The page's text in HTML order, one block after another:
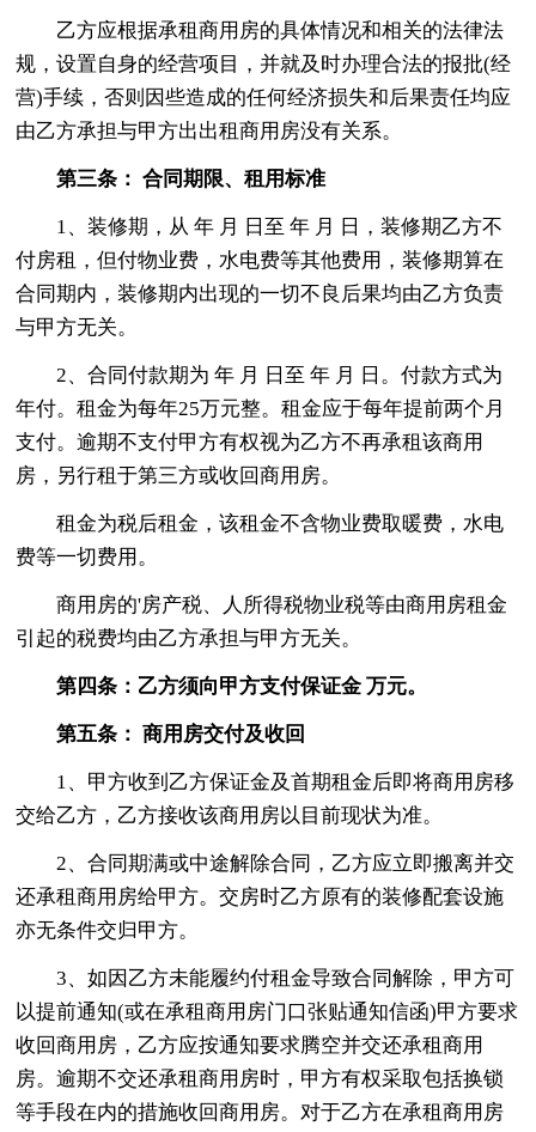
乙方应根据承租商用房的具体情况和相关的法律法
规，设置自身的经营项目，并就及时办理合法的报批(经
营)手续，否则因些造成的任何经济损失和后果责任均应
由乙方承担与甲方出出租商用房没有关系。
第三条： 合同期限、租用标准
1、装修期，从 年 月 日至 年 月 日，装修期乙方不
付房租，但付物业费，水电费等其他费用，装修期算在
合同期内，装修期内出现的一切不良后果均由乙方负责
与甲方无关。
2、合同付款期为 年 月 日至 年 月 日。付款方式为
年付。租金为每年25万元整。租金应于每年提前两个月
支付。逾期不支付甲方有权视为乙方不再承租该商用
房，另行租于第三方或收回商用房。
租金为税后租金，该租金不含物业费取暖费，水电
费等一切费用。
商用房的'房产税、人所得税物业税等由商用房租金
引起的税费均由乙方承担与甲方无关。
第四条：乙方须向甲方支付保证金 万元。
第五条： 商用房交付及收回
1、甲方收到乙方保证金及首期租金后即将商用房移
交给乙方，乙方接收该商用房以目前现状为准。
2、合同期满或中途解除合同，乙方应立即搬离并交
还承租商用房给甲方。交房时乙方原有的装修配套设施
亦无条件交归甲方。
3、如因乙方未能履约付租金导致合同解除，甲方可
以提前通知(或在承租商用房门口张贴通知信函)甲方要求
收回商用房，乙方应按通知要求腾空并交还承租商用
房。逾期不交还承租商用房时，甲方有权采取包括换锁
等手段在内的措施收回商用房。对于乙方在承租商用房